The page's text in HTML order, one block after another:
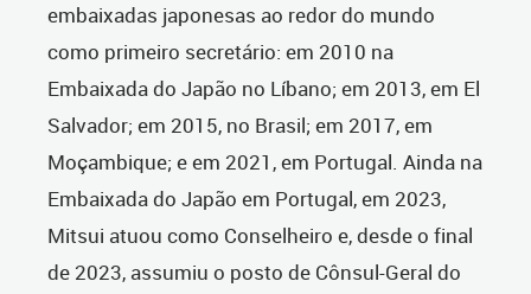
embaixadas japonesas ao redor do mundo
como primeiro secretário: em 2010 na
Embaixada do Japão no Líbano; em 2013, em El
Salvador; em 2015, no Brasil; em 2017, em
Moçambique; e em 2021, em Portugal. Ainda na
Embaixada do Japão em Portugal, em 2023,
Mitsui atuou como Conselheiro e, desde o final
de 2023, assumiu o posto de Cônsul-Geral do